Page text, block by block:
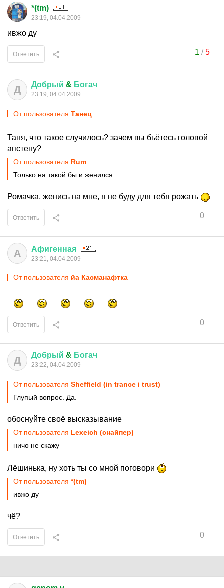
*(tm)
23:19, 04.04.2009
ивжо ду
1 /5
Ответить
Д Добрый & Богач
23:19, 04.04.2009
От пользователя Танeц
Таня, что такое случилось? зачем вы бьётесь головой
апстену?
От пользователя Rum
Только на такой бы и женился...
Ромачка, женись на мне, я не буду для тебя рожать
0
Ответить
А Афигенная
23:21, 04.04.2009
От пользователя йа Касманафтка
0
Ответить
Д Добрый & Богач
23:22, 04.04.2009
От пользователя Sheffield (in trance i trust)
Глупый вопрос. Да.
обоснуйте своё высказывание
От пользователя Lexeich (снайпер)
ничо не скажу
Лёшинька, ну хоть ты со мной поговори
От пользователя *(tm)
ивжо ду
чё?
0
Ответить